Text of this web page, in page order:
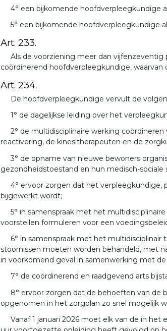
4° een bijkomende hoofdverpleegkundige
5° een bijkomende hoofdverpleegkundige
Art. 233.
Als de voorziening meer dan
coördinerend hoofdverpleegkundige,
Art. 234.
De hoofdverpleegkundige vervult de
1° de dagelijkse leiding over het
2° de multidisciplinaire werking
reactivering, de kinesitherapeuten en de
3° de opname van nieuwe bewoners
gezondheidstoestand en hun medisch-sociale
4° ervoor zorgen dat het verpleegkundige,
bijgewerkt wordt;
5° in samenspraak met het
voorstellen formuleren voor een
6° in samenspraak met het
stoornissen moeten worden behandeld, met
in voorkomend geval in samenwerking met
7° de coördinerend en raadgevend arts
8° ervoor zorgen dat de behoeften van de
opgenomen in het zorgplan zo snel mogelijk
Vanaf 1 januari 2026 moet elk van de in